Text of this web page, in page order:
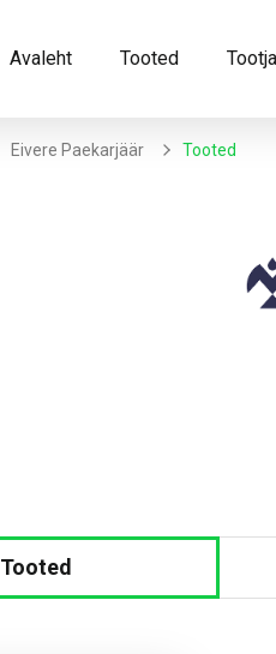
Avaleht Tooted
Eivere Paekarjäär Tooted
Tooted